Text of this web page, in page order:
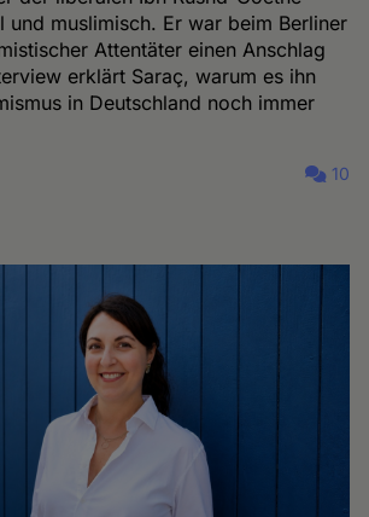
und muslimisch. Er war beim Berliner
Attentäter einen Anschlag
erklärt Saraç, warum es ihn
in Deutschland noch immer
10